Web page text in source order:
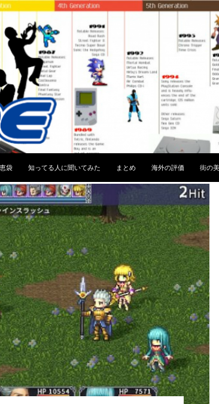
袋 知ってる人に聞いてみた まとめ 海外の評価 街の